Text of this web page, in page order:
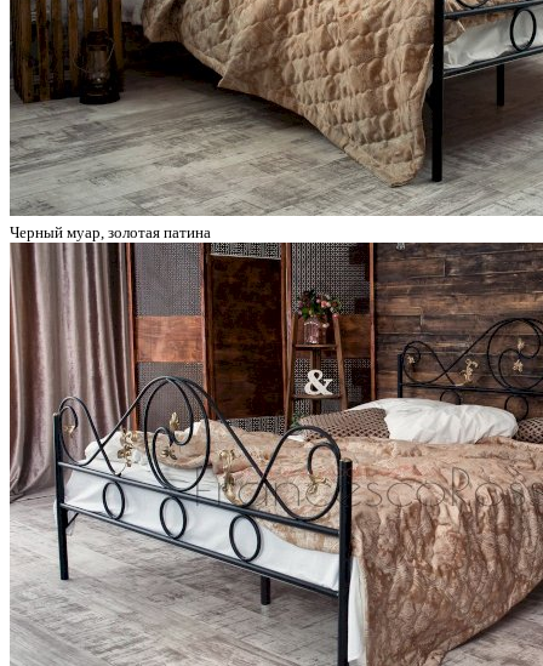
Черный муар, золотая патина